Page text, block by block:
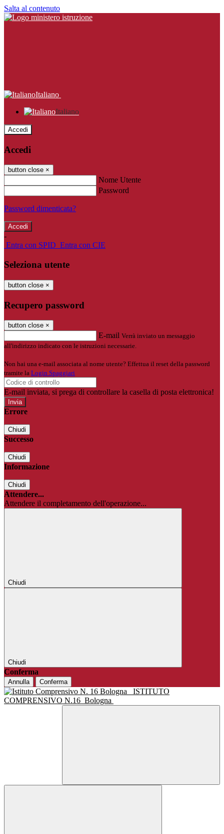
Salta al contenuto
Italiano
Italiano
Accedi
Accedi
button close ×
Nome Utente
Password
Password dimenticata?
-
Entra con SPID Entra con CIE
Seleziona utente
button close ×
Recupero password
button close ×
E-mail Verrà inviato un messaggio
all'indirizzo indicato con le istruzioni necessarie.
Non hai una e-mail associata al nome utente? Effettua il reset della password
tramite la Login Spaggiari
E-mail inviata, si prega di controllare la casella di posta elettronica!
Errore
Chiudi
Successo
Chiudi
Informazione
Chiudi
Attendere...
Attendere il completamento dell'operazione...
Chiudi
Chiudi
Conferma
Annulla Conferma
ISTITUTO
COMPRENSIVO N.16 Bologna